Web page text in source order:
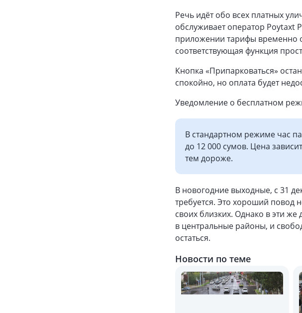
Речь идёт обо всех платных
обслуживает оператор Poytaxt
приложении тарифы временно
соответствующая функция
Кнопка «Припарковаться»
спокойно, но оплата будет
Уведомление о бесплатном
В стандартном режиме час
до 12 000 сумов. Цена
тем дороже.
В новогодние выходные, с 31
требуется. Это хороший повод
своих близких. Однако в эти
в центральные районы, и
остаться.
Новости по теме